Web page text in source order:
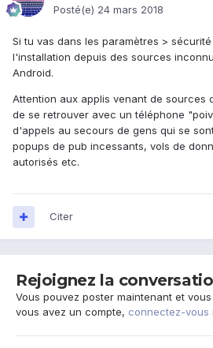
Posté(e) 24 mars 2018
Si tu vas dans les paramètres >
l'installation depuis des sources
Android.
Attention aux applis venant de sources
de se retrouver avec un téléphone
d'appels au secours de gens qui se
popups de pub incessants, vols de
autorisés etc.
Citer
Rejoignez la
Vous pouvez poster maintenant et
vous avez un compte, connectez-vous